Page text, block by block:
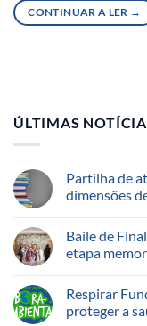
CONTINUAR A LER →
ÚLTIMAS
Partilha de
dimensões
Baile de
etapa
Respirar
proteger a